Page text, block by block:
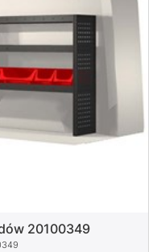
20100349